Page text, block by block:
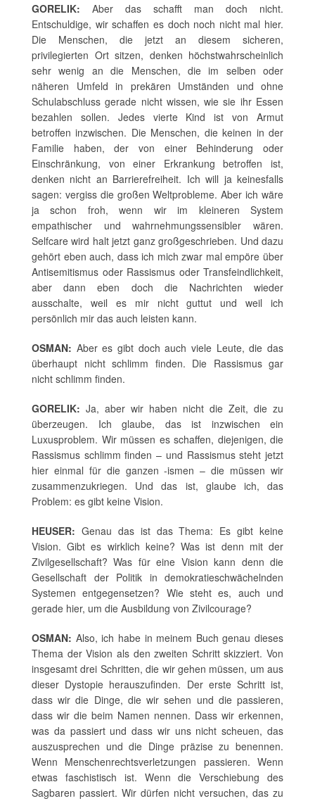
GORELIK: Aber das schafft man doch nicht.
Entschuldige, wir schaffen es doch noch nicht mal hier.
Die Menschen, die jetzt an diesem sicheren,
privilegierten Ort sitzen, denken höchstwahrscheinlich
sehr wenig an die Menschen, die im selben oder
näheren Umfeld in prekären Umständen und ohne
Schulabschluss gerade nicht wissen, wie sie ihr Essen
bezahlen sollen. Jedes vierte Kind ist von Armut
betroffen inzwischen. Die Menschen, die keinen in der
Familie haben, der von einer Behinderung oder
Einschränkung, von einer Erkrankung betroffen ist,
denken nicht an Barrierefreiheit. Ich will ja keinesfalls
sagen: vergiss die großen Weltprobleme. Aber ich wäre
ja schon froh, wenn wir im kleineren System
empathischer und wahrnehmungssensibler wären.
Selfcare wird halt jetzt ganz großgeschrieben. Und dazu
gehört eben auch, dass ich mich zwar mal empöre über
Antisemitismus oder Rassismus oder Transfeindlichkeit,
aber dann eben doch die Nachrichten wieder
ausschalte, weil es mir nicht guttut und weil ich
persönlich mir das auch leisten kann.
OSMAN: Aber es gibt doch auch viele Leute, die das
überhaupt nicht schlimm finden. Die Rassismus gar
nicht schlimm finden.
GORELIK: Ja, aber wir haben nicht die Zeit, die zu
überzeugen. Ich glaube, das ist inzwischen ein
Luxusproblem. Wir müssen es schaffen, diejenigen, die
Rassismus schlimm finden – und Rassismus steht jetzt
hier einmal für die ganzen -ismen – die müssen wir
zusammenzukriegen. Und das ist, glaube ich, das
Problem: es gibt keine Vision.
HEUSER: Genau das ist das Thema: Es gibt keine
Vision. Gibt es wirklich keine? Was ist denn mit der
Zivilgesellschaft? Was für eine Vision kann denn die
Gesellschaft der Politik in demokratieschwächelnden
Systemen entgegensetzen? Wie steht es, auch und
gerade hier, um die Ausbildung von Zivilcourage?
OSMAN: Also, ich habe in meinem Buch genau dieses
Thema der Vision als den zweiten Schritt skizziert. Von
insgesamt drei Schritten, die wir gehen müssen, um aus
dieser Dystopie herauszufinden. Der erste Schritt ist,
dass wir die Dinge, die wir sehen und die passieren,
dass wir die beim Namen nennen. Dass wir erkennen,
was da passiert und dass wir uns nicht scheuen, das
auszusprechen und die Dinge präzise zu benennen.
Wenn Menschenrechtsverletzungen passieren. Wenn
etwas faschistisch ist. Wenn die Verschiebung des
Sagbaren passiert. Wir dürfen nicht versuchen, das zu